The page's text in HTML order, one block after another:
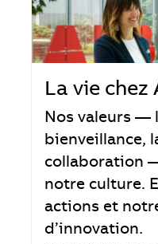
La vie chez
Nos valeurs —
bienveillance,
collaboration
notre culture.
actions et
d’innovation.